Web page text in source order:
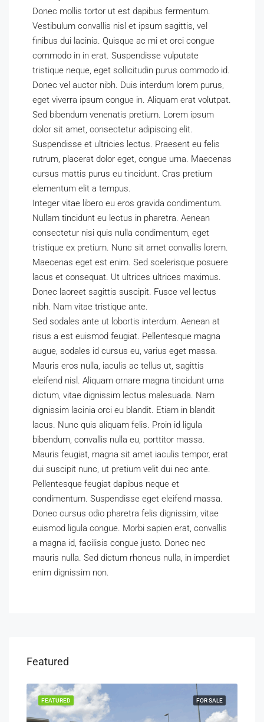
Donec mollis tortor ut est dapibus fermentum.
Vestibulum convallis nisl et ipsum sagittis, vel
finibus dui lacinia. Quisque ac mi et orci congue
commodo in in erat. Suspendisse vulputate
tristique neque, eget sollicitudin purus commodo id.
Donec vel auctor nibh. Duis interdum lorem purus,
eget viverra ipsum congue in. Aliquam erat volutpat.
Sed bibendum venenatis pretium. Lorem ipsum
dolor sit amet, consectetur adipiscing elit.
Suspendisse et ultricies lectus. Praesent eu felis
rutrum, placerat dolor eget, congue urna. Maecenas
cursus mattis purus eu tincidunt. Cras pretium
elementum elit a tempus.
Integer vitae libero eu eros gravida condimentum.
Nullam tincidunt eu lectus in pharetra. Aenean
consectetur nisi quis nulla condimentum, eget
tristique ex pretium. Nunc sit amet convallis lorem.
Maecenas eget est enim. Sed scelerisque posuere
lacus et consequat. Ut ultrices ultrices maximus.
Donec laoreet sagittis suscipit. Fusce vel lectus
nibh. Nam vitae tristique ante.
Sed sodales ante ut lobortis interdum. Aenean at
risus a est euismod feugiat. Pellentesque magna
augue, sodales id cursus eu, varius eget massa.
Mauris eros nulla, iaculis ac tellus ut, sagittis
eleifend nisl. Aliquam ornare magna tincidunt urna
dictum, vitae dignissim lectus malesuada. Nam
dignissim lacinia orci eu blandit. Etiam in blandit
lacus. Nunc quis aliquam felis. Proin id ligula
bibendum, convallis nulla eu, porttitor massa.
Mauris feugiat, magna sit amet iaculis tempor, erat
dui suscipit nunc, ut pretium velit dui nec ante.
Pellentesque feugiat dapibus neque et
condimentum. Suspendisse eget eleifend massa.
Donec cursus odio pharetra felis dignissim, vitae
euismod ligula congue. Morbi sapien erat, convallis
a magna id, facilisis congue justo. Donec nec
mauris nulla. Sed dictum rhoncus nulla, in imperdiet
enim dignissim non.
Featured
FOR SALE
FEATURED